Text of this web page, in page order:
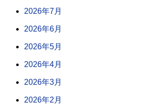
2026年7月
2026年6月
2026年5月
2026年4月
2026年3月
2026年2月